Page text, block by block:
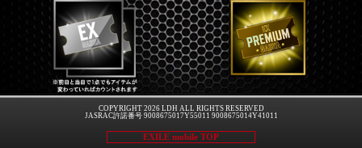
COPYRIGHT 2026 LDH ALL RIGHTS RESERVED
JASRAC許諾番号 9008675017Y55011 9008675014Y41011
EXILE mobile TOP